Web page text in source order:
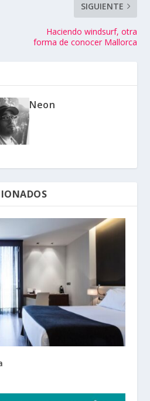
SIGUIENTE
Haciendo windsurf, otra
forma de conocer Mallorca
Neon